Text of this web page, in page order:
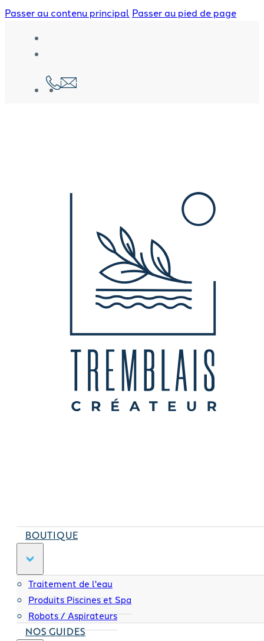
Passer au contenu principal Passer au pied de page
BOUTIQUE
Traitement de l'eau
Produits Piscines et Spa
Robots / Aspirateurs
NOS GUIDES